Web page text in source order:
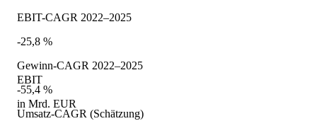
EBIT
in Mrd. EUR
EBIT-CAGR 2022–2025
-25,8 %
Gewinn-CAGR 2022–2025
-55,4 %
Umsatz-CAGR (Schätzung)